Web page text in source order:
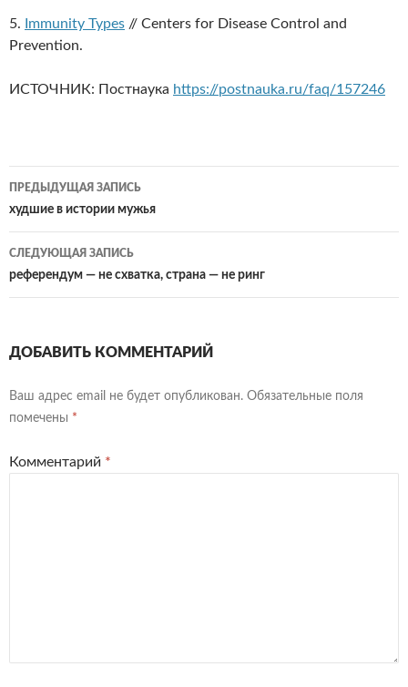
5. Immunity Types // Centers for Disease Control and
Prevention.
ИСТОЧНИК: Постнаука https://postnauka.ru/faq/157246
Навигация
по
записям
ПРЕДЫДУЩАЯ ЗАПИСЬ
худшие в истории мужья
СЛЕДУЮЩАЯ ЗАПИСЬ
референдум — не схватка, страна — не ринг
ДОБАВИТЬ КОММЕНТАРИЙ
Ваш адрес email не будет опубликован. Обязательные поля
помечены *
Комментарий *